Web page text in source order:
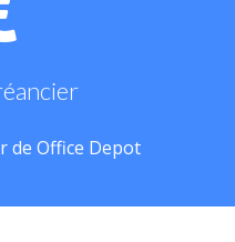
de Office Depot